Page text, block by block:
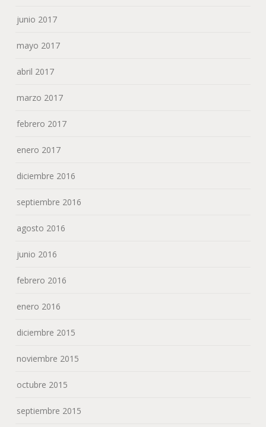
junio 2017
mayo 2017
abril 2017
marzo 2017
febrero 2017
enero 2017
diciembre 2016
septiembre 2016
agosto 2016
junio 2016
febrero 2016
enero 2016
diciembre 2015
noviembre 2015
octubre 2015
septiembre 2015